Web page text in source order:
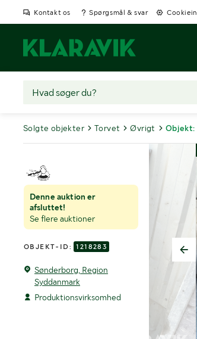
Kontakt os Spørgsmål & svar
Solgte objekter Torvet Øvrigt Objekt:
Denne auktion er
afsluttet!
Se flere auktioner
OBJEKT-ID: 1218283
Sønderborg, Region
Syddanmark
Produktionsvirksomhed